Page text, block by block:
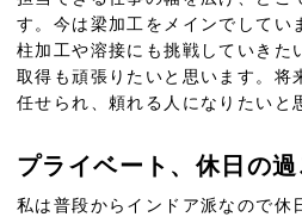
す。今は梁加工をメインでしてい
柱加工や溶接にも挑戦していきた
取得も頑張りたいと思います。将
任せられ、頼れる人になりたいと
プライベート、休日の
私は普段からインドア派なので休